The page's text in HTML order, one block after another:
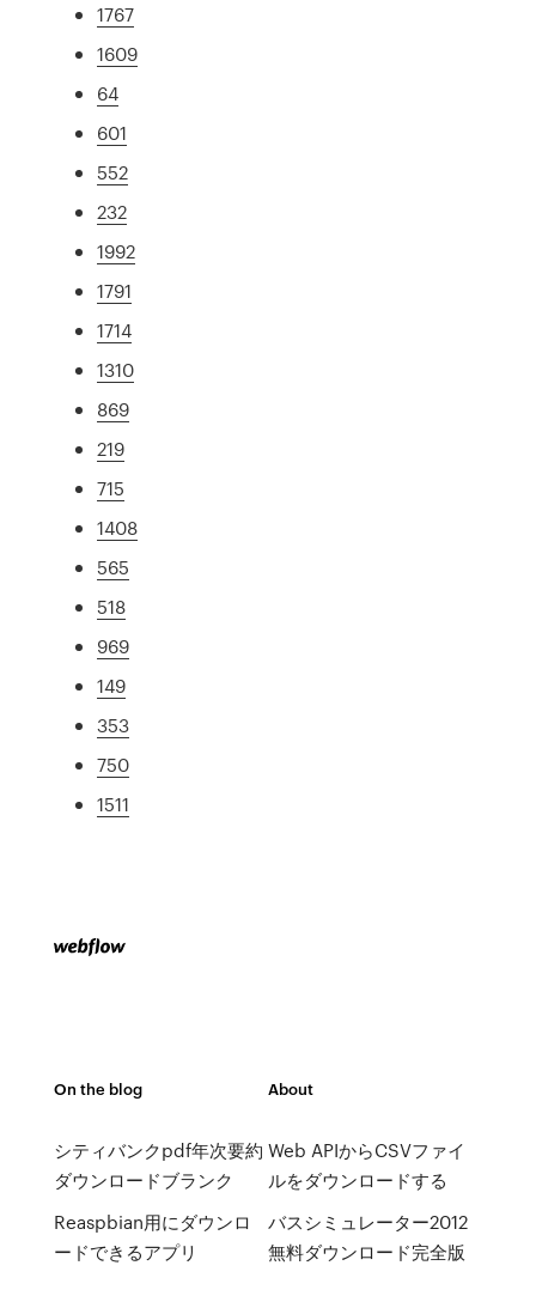
1767
1609
64
601
552
232
1992
1791
1714
1310
869
219
715
1408
565
518
969
149
353
750
1511
On the blog
シティバンクpdf年次要約
ダウンロードブランク
Reaspbian用にダウンロ
ードできるアプリ
About
Web APIからCSVファイ
ルをダウンロードする
バスシミュレーター2012
無料ダウンロード完全版